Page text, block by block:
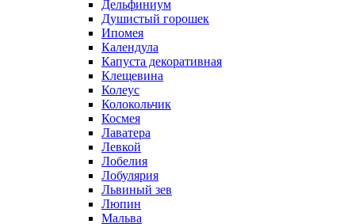
Дельфиниум
Душистый горошек
Ипомея
Календула
Капуста декоративная
Клещевина
Колеус
Колокольчик
Космея
Лаватера
Левкой
Лобелия
Лобулярия
Львиный зев
Люпин
Мальва